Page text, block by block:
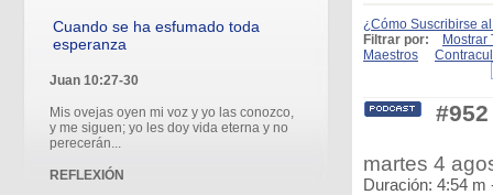
Cuando se ha esfumado toda
esperanza
Juan 10:27-30
Mis ovejas oyen mi voz y yo las conozco,
y me siguen; yo les doy vida eterna y no
perecerán...
REFLEXIÓN
¿Cómo Suscribirse
Filtrar por:
Mostrar
Maestros
#952
martes 4
Duración: 4:54 m